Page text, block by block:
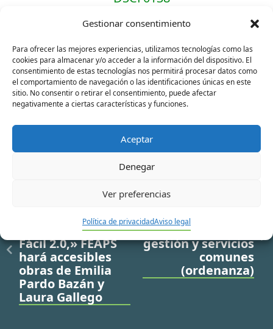
Gestionar consentimiento
Para ofrecer las mejores experiencias, utilizamos tecnologías como las
cookies para almacenar y/o acceder a la información del dispositivo. El
consentimiento de estas tecnologías nos permitirá procesar datos como
el comportamiento de navegación o las identificaciones únicas en este
sitio. No consentir o retirar el consentimiento, puede afectar
negativamente a ciertas características y funciones.
Aceptar
Denegar
Ver preferencias
Política de privacidadAviso legal
No hay contenido relacionado.
Dentro de su
Proyecto «Léelo
Fácil 2.0,» FEAPS
hará accesibles
obras de Emilia
Pardo Bazán y
Laura Gallego
Ir a noticia siguiente
ayudante de
gestión y servicios
comunes
(ordenanza)